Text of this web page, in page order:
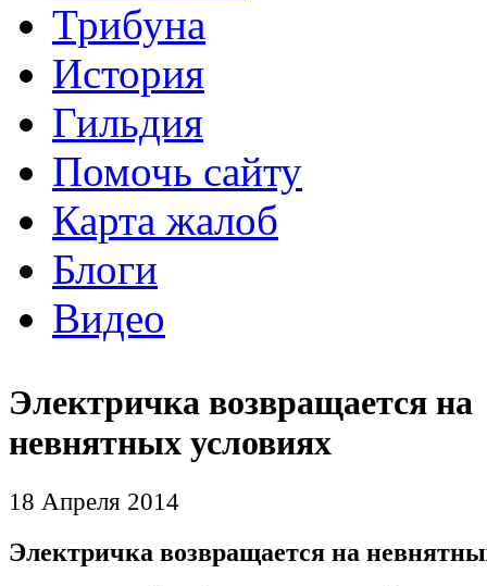
Трибуна
История
Гильдия
Помочь сайту
Карта жалоб
Блоги
Видео
Электричка возвращается на
невнятных условиях
18 Апреля 2014
Электричка возвращается на